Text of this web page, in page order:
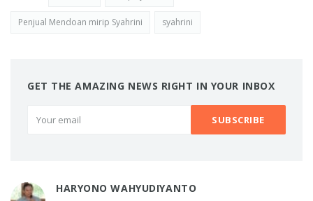
Penjual Mendoan mirip Syahrini syahrini
GET THE AMAZING NEWS RIGHT IN YOUR INBOX
HARYONO WAHYUDIYANTO